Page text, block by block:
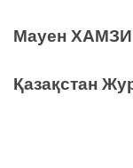
Мауен
Қазақстан